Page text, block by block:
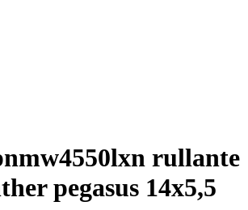
rullante
pegasus 14x5,5